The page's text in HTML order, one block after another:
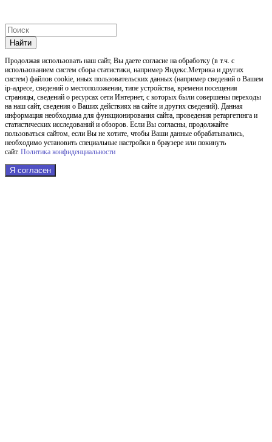
Найти
Продолжая использовать наш cайт, Вы даете согласие на обработку (в т.ч. с
использованием систем сбора статистики, например Яндекс.Метрика и других
систем) файлов cookie, иных пользовательских данных (например сведений о Вашем
ip-адресе, сведений о местоположении, типе устройства, времени посещения
страницы, сведений о ресурсах сети Интернет, с которых были совершены переходы
на наш сайт, сведения о Ваших действиях на сайте и других сведений). Данная
информация необходима для функционирования сайта, проведения ретаргетинга и
статистических исследований и обзоров. Если Вы согласны, продолжайте
пользоваться сайтом, если Вы не хотите, чтобы Ваши данные обрабатывались,
необходимо установить специальные настройки в браузере или покинуть
сайт. Политика конфиденциальности
Я согласен